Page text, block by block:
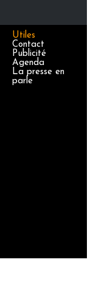
Utiles
Contact
Publicité
Agenda
La presse en
parle